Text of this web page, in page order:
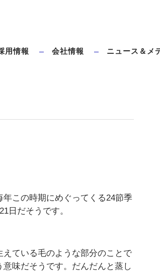
用情報 会社情報 ニュース＆メ
この時期にめぐってくる24節季
日だそうです。
ている毛のような部分のことで
味だそうです。だんだんと蒸し